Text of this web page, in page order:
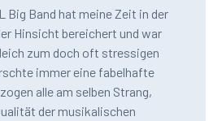
Big Band hat meine Zeit in der
Hinsicht bereichert und war
zum doch oft stressigen
immer eine fabelhafte
alle am selben Strang,
der musikalischen